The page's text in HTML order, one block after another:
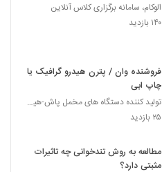
الوکام، سامانه برگزاری کلاس آنلاین
۱۴۰ بازدید
فروشنده وان / پترن هیدرو گرافیک یا
چاپ ابی
تولید کننده دستگاه های مخمل پاش-هیدروگرافیک-ابکاری
۲۵ بازدید
مطالعه به روش تندخوانی چه تاثیرات
مثبتی دارد؟